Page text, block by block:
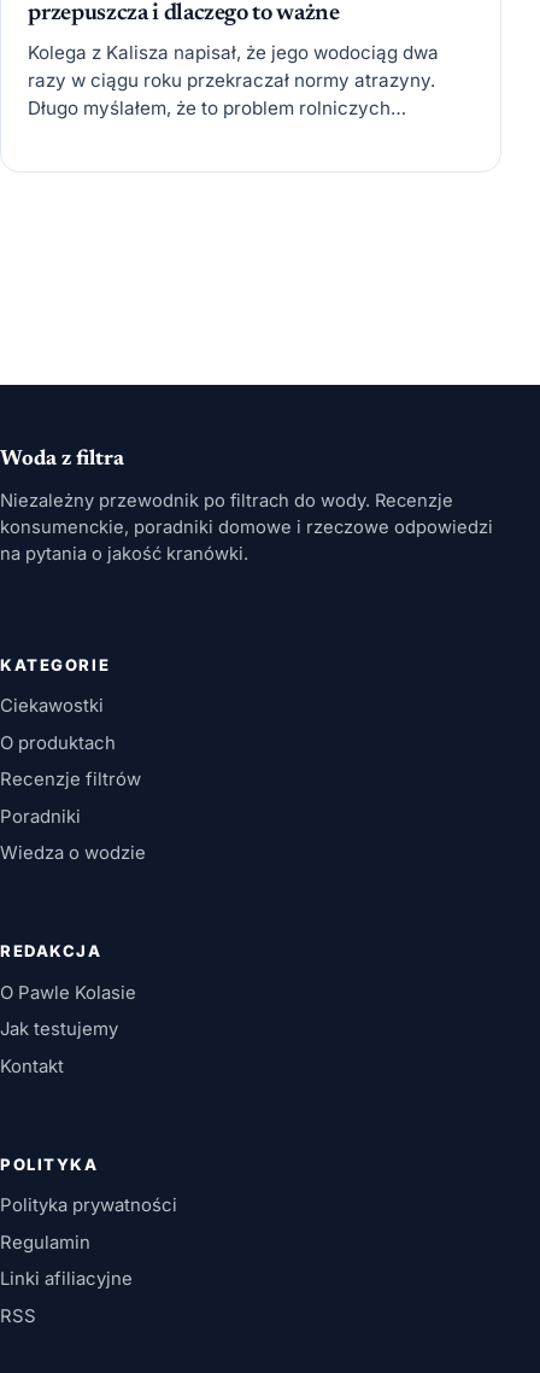
przepuszcza i dlaczego to ważne
Kolega z Kalisza napisał, że jego wodociąg dwa
razy w ciągu roku przekraczał normy atrazyny.
Długo myślałem, że to problem rolniczych
Woda z filtra
Niezależny przewodnik po filtrach do wody. Recenzje
konsumenckie, poradniki domowe i rzeczowe odpowiedzi
na pytania o jakość kranówki.
KATEGORIE
Ciekawostki
O produktach
Recenzje filtrów
Poradniki
Wiedza o wodzie
REDAKCJA
O Pawle Kolasie
Jak testujemy
Kontakt
POLITYKA
Polityka prywatności
Regulamin
Linki afiliacyjne
RSS